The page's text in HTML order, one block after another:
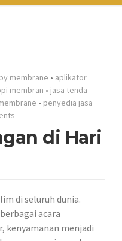
membrane • aplikator
membran • jasa tenda
• penyedia jasa
di Hari
di seluruh dunia.
acara
kenyamanan menjadi